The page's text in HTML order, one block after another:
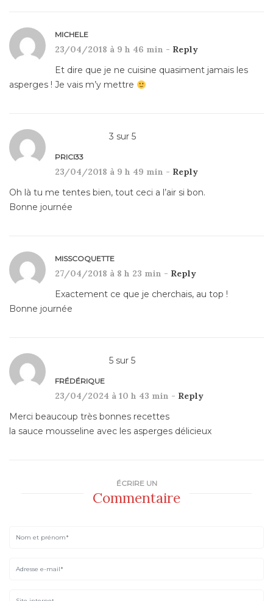
MICHELE
23/04/2018 à 9 h 46 min - Reply
Et dire que je ne cuisine quasiment jamais les
asperges ! Je vais m’y mettre
3 sur 5
PRICI33
23/04/2018 à 9 h 49 min - Reply
Oh là tu me tentes bien, tout ceci a l’air si bon.
Bonne journée
MISSCOQUETTE
27/04/2018 à 8 h 23 min - Reply
Exactement ce que je cherchais, au top !
Bonne journée
5 sur 5
FRÉDÉRIQUE
23/04/2024 à 10 h 43 min - Reply
Merci beaucoup très bonnes recettes
la sauce mousseline avec les asperges délicieux
ÉCRIRE UN
Commentaire